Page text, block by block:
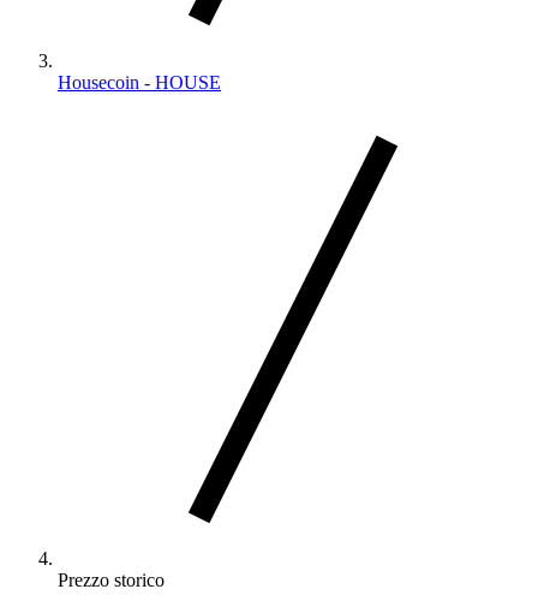
Housecoin - HOUSE
Prezzo storico